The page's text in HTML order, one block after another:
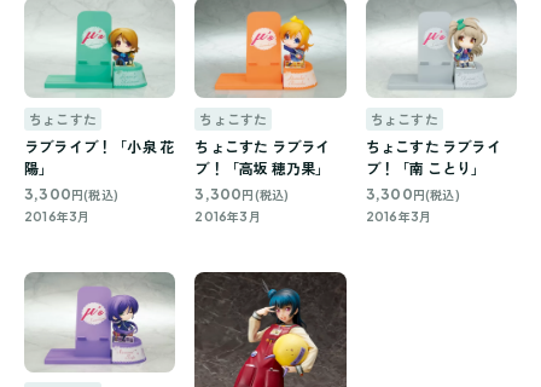
ちょこすた
ラブライブ！「小泉 花
陽」
3,300 円(税込)
2016年3月
ちょこすた
ちょこすた ラブライ
ブ！「高坂 穂乃果」
3,300 円(税込)
2016年3月
ちょこすた
ちょこすた ラブライ
ブ！「南 ことり」
3,300 円(税込)
2016年3月